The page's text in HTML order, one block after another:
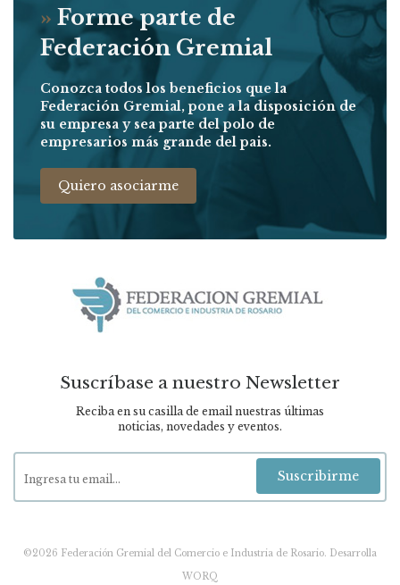
» Forme parte de
Federación Gremial
Conozca todos los beneficios que la
Federación Gremial, pone a la disposición de
su empresa y sea parte del polo de
empresarios más grande del pais.
Quiero asociarme
Suscríbase a nuestro Newsletter
Reciba en su casilla de email nuestras últimas
noticias, novedades y eventos.
Suscribirme
©2026 Federación Gremial del Comercio e Industria de Rosario. Desarrolla
WORQ